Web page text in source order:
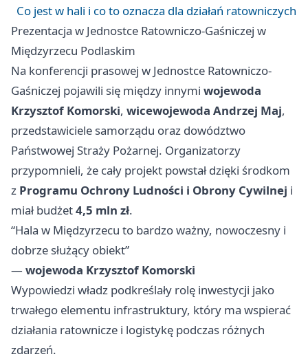
Co jest w hali i co to oznacza dla działań ratowniczych
Prezentacja w Jednostce Ratowniczo-Gaśniczej w
Międzyrzecu Podlaskim
Na konferencji prasowej w Jednostce Ratowniczo-
Gaśniczej pojawili się między innymi wojewoda
Krzysztof Komorski, wicewojewoda Andrzej Maj,
przedstawiciele samorządu oraz dowództwo
Państwowej Straży Pożarnej. Organizatorzy
przypomnieli, że cały projekt powstał dzięki środkom
z Programu Ochrony Ludności i Obrony Cywilnej i
miał budżet4,5 mln zł.
“Hala w Międzyrzecu to bardzo ważny, nowoczesny i
dobrze służący obiekt”
— wojewoda Krzysztof Komorski
Wypowiedzi władz podkreślały rolę inwestycji jako
trwałego elementu infrastruktury, który ma wspierać
działania ratownicze i logistykę podczas różnych
zdarzeń.